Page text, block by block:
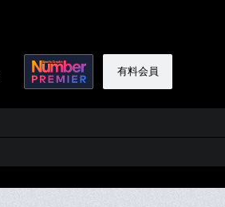
有料会員